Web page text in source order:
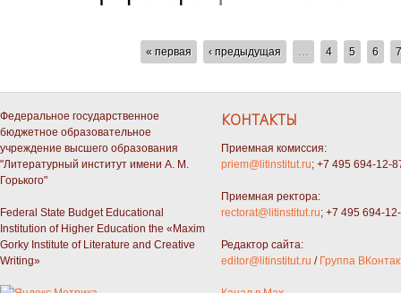
СТРАНИЦЫ « первая ‹ предыдущая 4 5 6 7
Федеральное государственное
бюджетное образовательное
учреждение высшего образования
"Литературный институт имени А. М.
Горького"
Federal State Budget Educational
Institution of Higher Education the «Maxim
Gorky Institute of Literature and Creative
Writing»
КОНТАКТЫ
Приемная комиссия:
priem@litinstitut.ru; +7 495 694-12-
Приемная ректора:
rectorat@litinstitut.ru; +7 495 694-
Редактор сайта:
editor@litinstitut.ru / Группа